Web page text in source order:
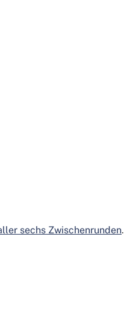
sechs Zwischenrunden.